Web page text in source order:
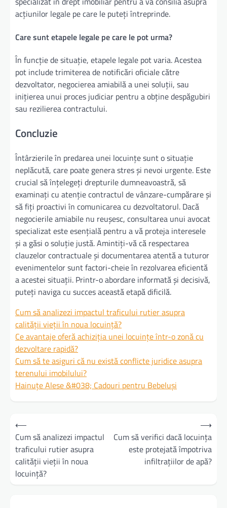
acțiunilor legale pe care le puteți întreprinde.
Care sunt etapele legale pe care le pot urma?
În funcție de situație, etapele legale pot varia. Acestea
pot include trimiterea de notificări oficiale către
dezvoltator, negocierea amiabilă a unei soluții, sau
inițierea unui proces judiciar pentru a obține despăgubiri
sau rezilierea contractului.
Concluzie
Întârzierile în predarea unei locuințe sunt o situație
neplăcută, care poate genera stres și nevoi urgente. Este
crucial să înțelegeți drepturile dumneavoastră, să
examinați cu atenție contractul de vânzare-cumpărare și
să fiți proactivi în comunicarea cu dezvoltatorul. Dacă
negocierile amiabile nu reușesc, consultarea unui avocat
specializat este esențială pentru a vă proteja interesele
și a găsi o soluție justă. Amintiți-vă că respectarea
clauzelor contractuale și documentarea atentă a tuturor
evenimentelor sunt factori-cheie în rezolvarea eficientă
a acestei situații. Printr-o abordare informată și decisivă,
puteți naviga cu succes această etapă dificilă.
Cum să analizezi impactul traficului rutier asupra
calității vieții în noua locuință?
Ce avantaje oferă achiziția unei locuințe într-o zonă cu
dezvoltare rapidă?
Cum să te asiguri că nu există conflicte juridice asupra
terenului imobilului?
Hainuțe Alese &#038; Cadouri pentru Bebeluși
Navigare
în
articole
⟵
Cum să analizezi impactul
traficului rutier asupra
calității vieții în noua
locuință?
Cum să verifici dacă locuința
este protejată împotriva
infiltrațiilor de apă?
⟶